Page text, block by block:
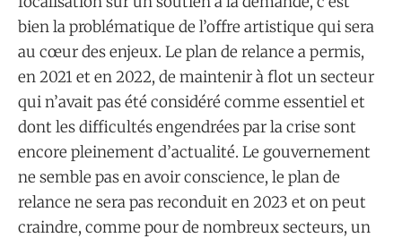
bien la problématique de l’offre artistique qui sera
au cœur des enjeux. Le plan de relance a permis,
en 2021 et en 2022, de maintenir à flot un secteur
qui n’avait pas été considéré comme essentiel et
dont les difficultés engendrées par la crise sont
encore pleinement d’actualité. Le gouvernement
ne semble pas en avoir conscience, le plan de
relance ne sera pas reconduit en 2023 et on peut
craindre, comme pour de nombreux secteurs, un